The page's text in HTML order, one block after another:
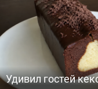
Удивил гостей